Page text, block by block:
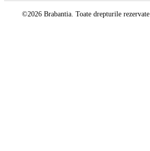
©2026 Brabantia. Toate drepturile rezervate